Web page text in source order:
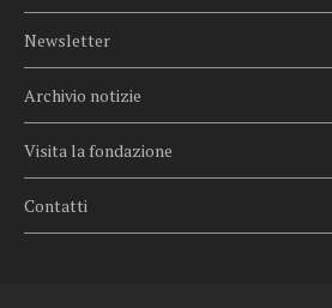
Newsletter
Archivio notizie
Visita la fondazione
Contatti